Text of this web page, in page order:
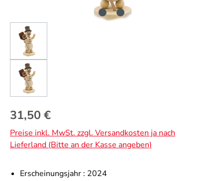
Regulärer Preis:
31,50 €
Preise inkl. MwSt. zzgl. Versandkosten ja nach
Lieferland (Bitte an der Kasse angeben)
Erscheinungsjahr : 2024